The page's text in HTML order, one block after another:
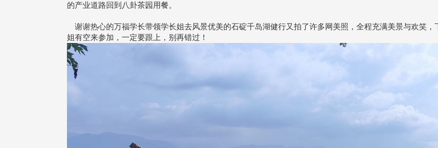
的产业道路回到八卦茶园用餐。
谢谢热心的万福学长带领学长姐去风景优美的石碇千岛湖健行又拍了许多网美照，全程充满美景与欢笑
姐有空来参加，一定要跟上，别再错过！